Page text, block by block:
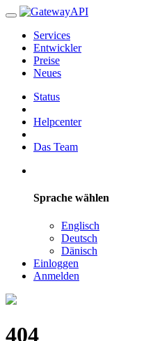
Services
Entwickler
Preise
Neues
Status
Helpcenter
Das Team
Sprache wählen
Englisch
Deutsch
Dänisch
Einloggen
Anmelden
404